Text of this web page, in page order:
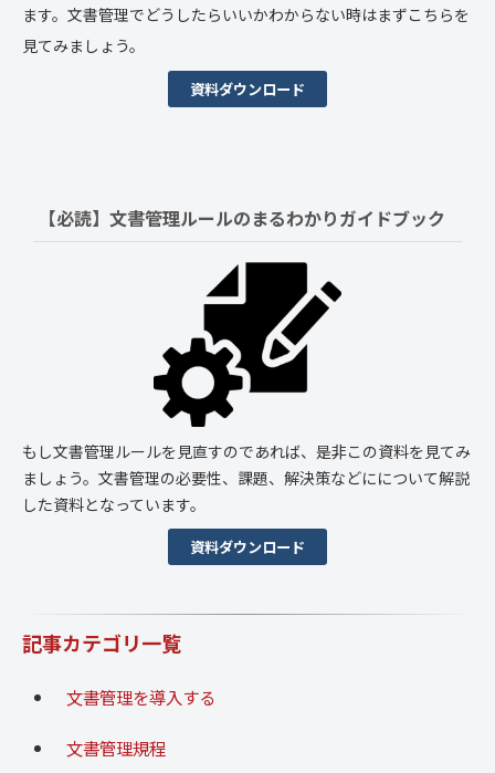
ます。文書管理でどうしたらいいかわからない時はまずこちらを
見てみましょう。
資料ダウンロード
【必読】文書管理ルールのまるわかりガイドブック
もし文書管理ルールを見直すのであれば、是非この資料を見てみ
ましょう。文書管理の必要性、課題、解決策などにについて解説
した資料となっています。
資料ダウンロード
記事カテゴリ一覧
文書管理を導入する
文書管理規程